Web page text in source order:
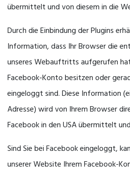
übermittelt und von diesem in die
Durch die Einbindung der Plugins
Information, dass Ihr Browser die
unseres Webauftritts aufgerufen
Facebook-Konto besitzen oder
eingeloggt sind. Diese Information
Adresse) wird von Ihrem Browser
Facebook in den USA übermittelt
Sind Sie bei Facebook eingeloggt,
unserer Website Ihrem Facebook-